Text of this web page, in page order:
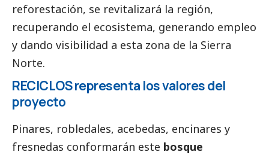
reforestación, se revitalizará la región,
recuperando el ecosistema, generando empleo
y dando visibilidad a esta zona de la Sierra
Norte.
RECICLOS representa los valores del
proyecto
Pinares, robledales, acebedas, encinares y
fresnedas conformarán este bosque